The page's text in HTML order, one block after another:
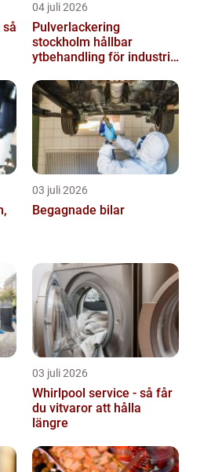
04 juli 2026
Pulverlackering
stockholm hållbar
ytbehandling för industri
03 juli 2026
Begagnade bilar
03 juli 2026
Whirlpool service - så får
du vitvaror att hålla
längre